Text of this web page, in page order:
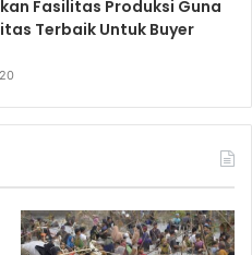
Fasilitas Produksi Guna
Terbaik Untuk Buyer